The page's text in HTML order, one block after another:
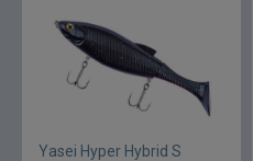
Yasei Hyper Hybrid S